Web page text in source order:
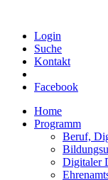
Login
Suche
Kontakt
Facebook
Home
Programm
Beruf,
Digitaler